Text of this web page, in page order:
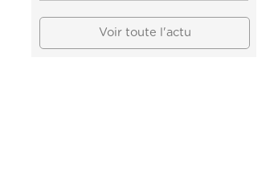
Voir toute l'actu